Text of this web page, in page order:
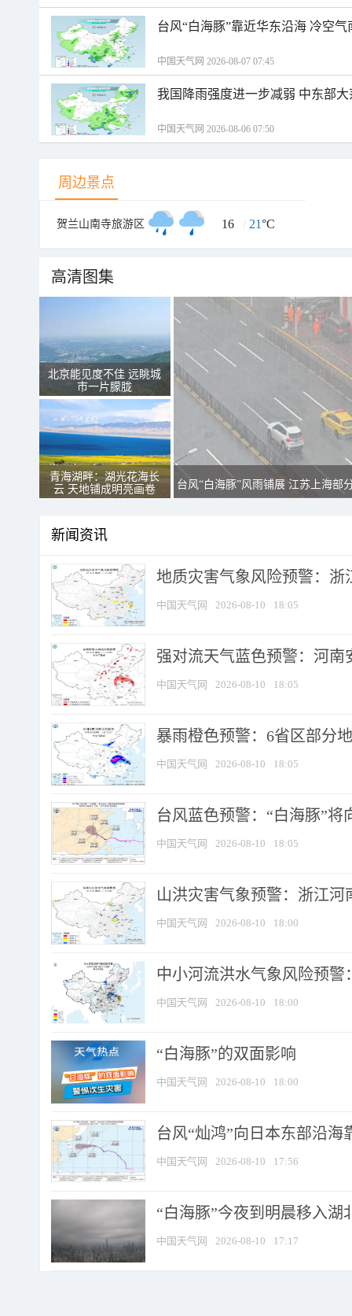
台风“白海豚”靠近华东沿海 冷空
中国天气网 2026-08-07 07:45
我国降雨强度进一步减弱 中东部
中国天气网 2026-08-06 07:50
周边景点
贺兰山南寺旅游区 16 / 21°C
高清图集
北京能见度不佳 远眺城
市一片朦胧
青海湖畔：湖光花海长
云 天地铺成明亮画卷
台风“白海豚”风雨铺展 江苏上海部
新闻资讯
地质灾害气象风险预警：浙
中国天气网 2026-08-10 18:05
强对流天气蓝色预警：河南
中国天气网 2026-08-10 18:05
暴雨橙色预警：6省区部分
中国天气网 2026-08-10 18:05
台风蓝色预警：“白海豚”
中国天气网 2026-08-10 18:05
山洪灾害气象预警：浙江
中国天气网 2026-08-10 18:00
中小河流洪水气象风险预
中国天气网 2026-08-10 18:00
​“白海豚”的双面影响
中国天气网 2026-08-10 18:00
台风“灿鸿”向日本东部沿海
中国天气网 2026-08-10 17:56
“白海豚”今夜到明晨移入湖
中国天气网 2026-08-10 17:17